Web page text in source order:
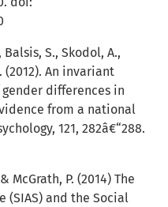
Balsis, S., Skodol, A.,
(2012). An invariant
differences in
from a national
121, 282â€“288.
McGrath, P. (2014) The
(SIAS) and the Social